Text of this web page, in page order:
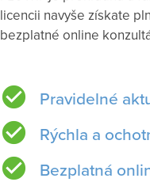
licencii navyše získate
bezplatné online
Pravidelné
Rýchla a
Bezplatná